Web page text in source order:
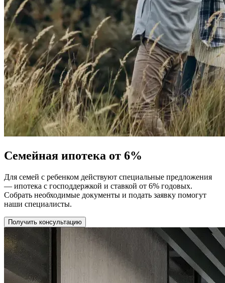
Семейная ипотека от 6%
Для семей с ребенком действуют специальные предложения
— ипотека с господдержкой и ставкой от 6% годовых.
Собрать необходимые документы и подать заявку помогут
наши специалисты.
Получить консультацию